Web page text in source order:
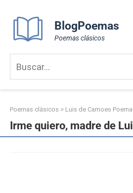
content
BlogPoemas
Poemas clásicos
Poemas clásicos > Luis de Camoes
Irme quiero, madre de